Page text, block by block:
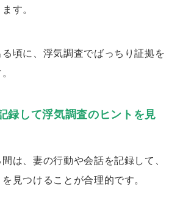
す。
頃に、浮気調査でばっちり証拠を
録して浮気調査のヒントを見
は、妻の行動や会話を記録して、
見つけることが合理的です。